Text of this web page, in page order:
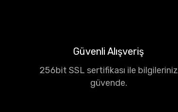
Güvenli Alışveriş
256bit SSL sertifikası ile bilgileriniz
güvende.